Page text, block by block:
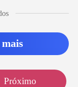
fúria, a chuva
Próximo